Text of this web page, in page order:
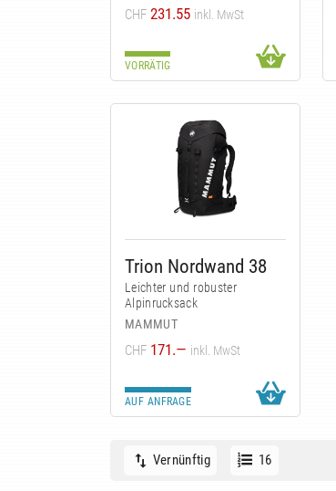
CHF 231.55 inkl. MwSt
VORRÄTIG
Trion Nordwand 38
Leichter und robuster
Alpinrucksack
MAMMUT
CHF 171.— inkl. MwSt
AUF ANFRAGE
Vernünftig 16